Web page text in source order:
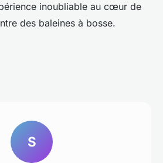
inoubliable au cœur de
des baleines à bosse.
S